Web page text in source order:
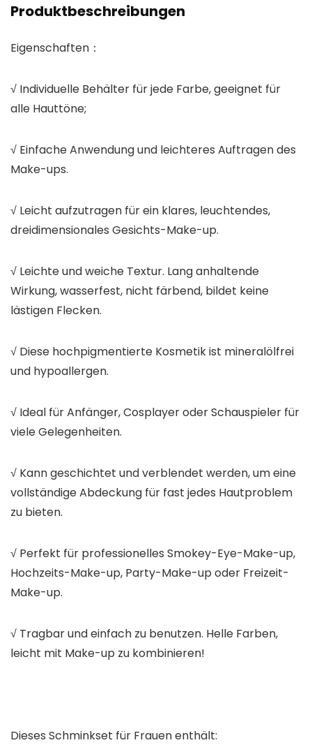
Produktbeschreibungen
Eigenschaften：
√ Individuelle Behälter für jede Farbe, geeignet für
alle Hauttöne;
√ Einfache Anwendung und leichteres Auftragen des
Make-ups.
√ Leicht aufzutragen für ein klares, leuchtendes,
dreidimensionales Gesichts-Make-up.
√ Leichte und weiche Textur. Lang anhaltende
Wirkung, wasserfest, nicht färbend, bildet keine
lästigen Flecken.
√ Diese hochpigmentierte Kosmetik ist mineralölfrei
und hypoallergen.
√ Ideal für Anfänger, Cosplayer oder Schauspieler für
viele Gelegenheiten.
√ Kann geschichtet und verblendet werden, um eine
vollständige Abdeckung für fast jedes Hautproblem
zu bieten.
√ Perfekt für professionelles Smokey-Eye-Make-up,
Hochzeits-Make-up, Party-Make-up oder Freizeit-
Make-up.
√ Tragbar und einfach zu benutzen. Helle Farben,
leicht mit Make-up zu kombinieren!
Dieses Schminkset für Frauen enthält: